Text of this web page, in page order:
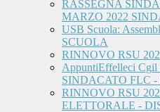
RASSEGNA
MARZO 2022
USB Scuola:
SCUOLA
RINNOVO RSU
AppuntiEffelleci Cgil
SINDACATO FLC -
RINNOVO RSU
ELETTORALE -